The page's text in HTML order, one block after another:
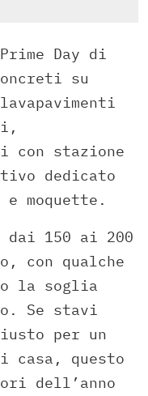
Day di
su
con stazione
dedicato
moquette.
150 ai 200
con qualche
la soglia
Se stavi
per un
casa, questo
dell’anno